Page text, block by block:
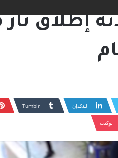
إطلاق
لينكدإن
بوكيت